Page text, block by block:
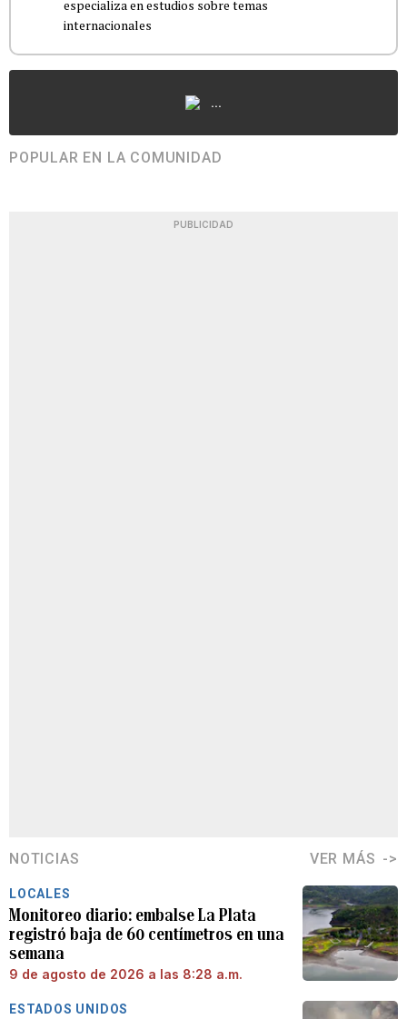
especializa en estudios sobre temas
internacionales
...
POPULAR EN LA COMUNIDAD
PUBLICIDAD
NOTICIAS VER MÁS
LOCALES
Monitoreo diario: embalse La Plata
registró baja de 60 centímetros en una
semana
9 de agosto de 2026 a las 8:28 a.m.
ESTADOS UNIDOS